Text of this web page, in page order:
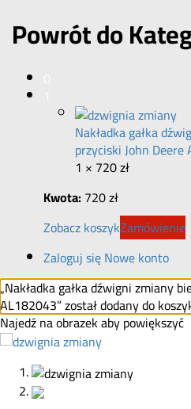
Powrót do
Nakładka gałka
przyciski John
1 × 720zł
Kwota: 720zł
Zobacz koszykZamówienie
Zaloguj sięNowe konto
„Nakładka gałka dźwigni zmiany
AL182043” został dodany do
Najedź na obrazek aby powiększyć